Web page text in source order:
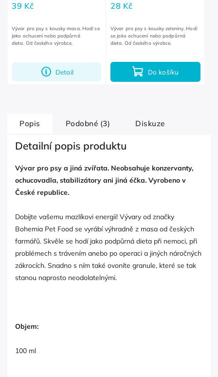
39 Kč
Detail
Vývar pro psy s kousky masa. Hodí se
jako ochucení nebo podpůrná
dieta. Od českého výrobce.
28 Kč
Do košíku
Vývar pro psy s kousky zeleniny. Hodí
se jako ochucení nebo podpůrná
dieta. Od českého výrobce.
Popis Podobné (3) Diskuze
Detailní popis produktu
Vývar pro psy a jiná zvířata. Neobsahuje konzervanty,
ochucovadla, stabilizátory ani jiná éčka. Vyrobeno v
České republice.
Dobijte vašemu mazlíkovi energii! Vývary od značky
Bohemia Pet Food se vyrábí výhradně z masa od českých
farmářů. Skvěle se hodí jako podpůrná dieta při nemoci, při
problémech s trávením anebo po operaci a jiných náročných
zákrocích. Snadno s ním také ovoníte granule, které se tak
stanou naprosto neodolatelnými.
Objem:
100 ml